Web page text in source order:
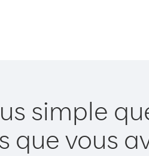
simple
que vous